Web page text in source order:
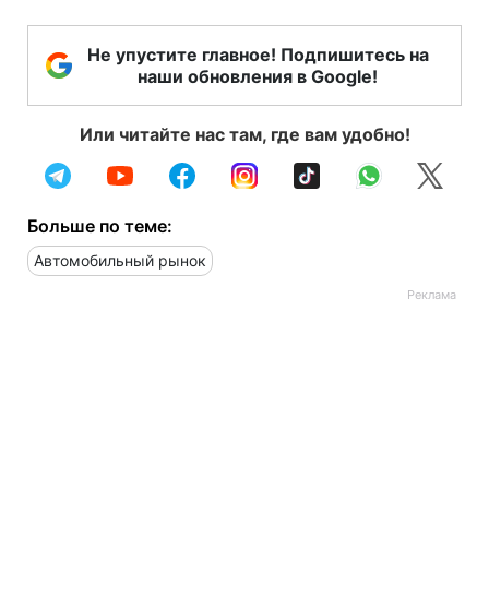
Не упустите главное! Подпишитесь на
наши обновления в Google!
Или читайте нас там, где вам удобно!
Больше по теме:
Автомобильный рынок